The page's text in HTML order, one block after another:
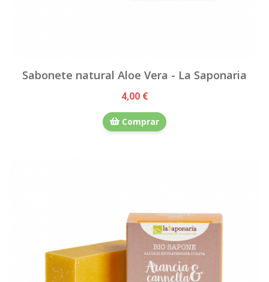
Sabonete natural Aloe Vera - La Saponaria
4,00 €
Comprar